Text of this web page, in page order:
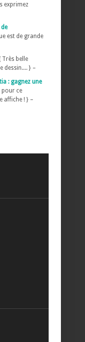
exprimez
est de grande
Très belle
dessin.... } –
: gagnez une
pour ce
affiche ! } –